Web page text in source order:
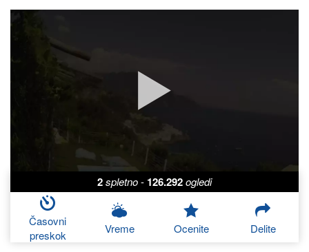
2spletno- 126.292ogledi
Časovni
preskok
Vreme Ocenite Delite